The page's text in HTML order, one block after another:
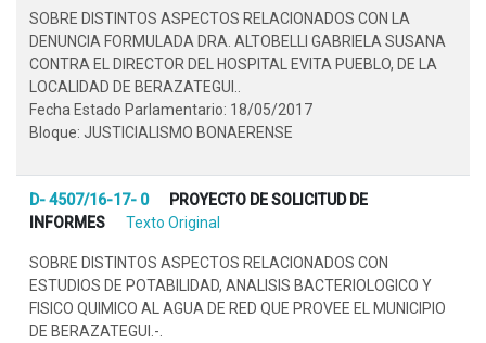
SOBRE DISTINTOS ASPECTOS RELACIONADOS CON LA
DENUNCIA FORMULADA DRA. ALTOBELLI GABRIELA SUSANA
CONTRA EL DIRECTOR DEL HOSPITAL EVITA PUEBLO, DE LA
LOCALIDAD DE BERAZATEGUI..
Fecha Estado Parlamentario: 18/05/2017
Bloque: JUSTICIALISMO BONAERENSE
D- 4507/16-17- 0
PROYECTO DE SOLICITUD DE
INFORMES
Texto Original
SOBRE DISTINTOS ASPECTOS RELACIONADOS CON
ESTUDIOS DE POTABILIDAD, ANALISIS BACTERIOLOGICO Y
FISICO QUIMICO AL AGUA DE RED QUE PROVEE EL MUNICIPIO
DE BERAZATEGUI.-.